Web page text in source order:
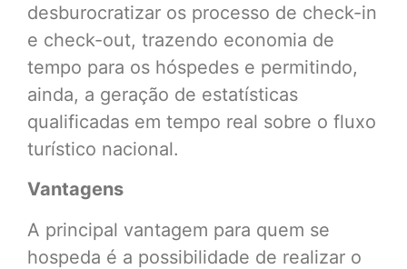
desburocratizar os processo de check-in
e check-out, trazendo economia de
tempo para os hóspedes e permitindo,
ainda, a geração de estatísticas
qualificadas em tempo real sobre o fluxo
turístico nacional.
Vantagens
A principal vantagem para quem se
hospeda é a possibilidade de realizar o